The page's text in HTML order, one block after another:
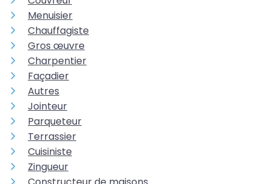
Menuisier
Chauffagiste
Gros œuvre
Charpentier
Façadier
Autres
Jointeur
Parqueteur
Terrassier
Cuisiniste
Zingueur